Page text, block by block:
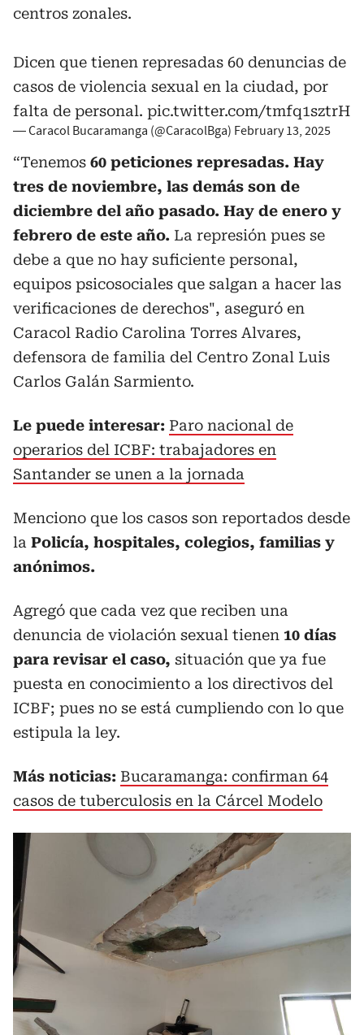
centros zonales.
Dicen que tienen represadas 60 denuncias de
casos de violencia sexual en la ciudad, por
falta de personal. pic.twitter.com/tmfq1sztrH
— Caracol Bucaramanga (@CaracolBga) February 13, 2025
“Tenemos 60 peticiones represadas. Hay
tres de noviembre, las demás son de
diciembre del año pasado. Hay de enero y
febrero de este año. La represión pues se
debe a que no hay suficiente personal,
equipos psicosociales que salgan a hacer las
verificaciones de derechos", aseguró en
Caracol Radio Carolina Torres Alvares,
defensora de familia del Centro Zonal Luis
Carlos Galán Sarmiento.
Le puede interesar: Paro nacional de
operarios del ICBF: trabajadores en
Santander se unen a la jornada
Menciono que los casos son reportados desde
la Policía, hospitales, colegios, familias y
anónimos.
Agregó que cada vez que reciben una
denuncia de violación sexual tienen 10 días
para revisar el caso, situación que ya fue
puesta en conocimiento a los directivos del
ICBF; pues no se está cumpliendo con lo que
estipula la ley.
Más noticias: Bucaramanga: confirman 64
casos de tuberculosis en la Cárcel Modelo